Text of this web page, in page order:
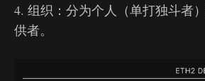
4. 组织：分为个人（单打独斗者
供者。